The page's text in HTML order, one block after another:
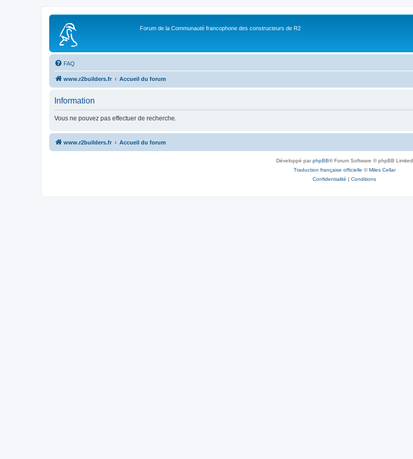
Forum de la Communauté francophone des constructeurs de R2
FAQ
www.r2builders.fr Accueil du forum
Information
Vous ne pouvez pas effectuer de recherche.
www.r2builders.fr Accueil du forum
Développé parphpBB® Forum Software © phpBB Limited
Traduction française officielle ©Miles Cellar
Confidentialité | Conditions